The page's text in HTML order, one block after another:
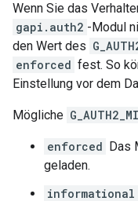
Wenn Sie das
gapi.auth2 -Modul
den Wert des
enforced fest. So
Einstellung vor dem
Mögliche
enforced Das
geladen.
informational